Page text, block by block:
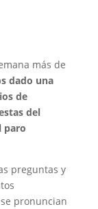
más de
dado una
de
del
paro
preguntas y
pronuncian